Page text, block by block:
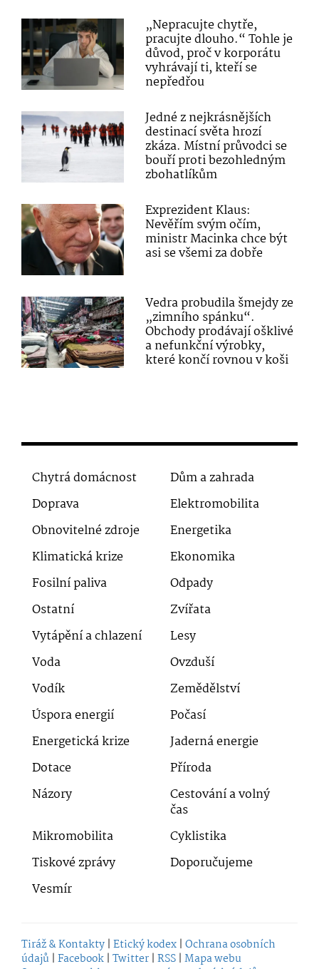
„Nepracujte chytře,
pracujte dlouho.“ Tohle je
důvod, proč v korporátu
vyhrávají ti, kteří se
nepředřou
Jedné z nejkrásnějších
destinací světa hrozí
zkáza. Místní průvodci se
bouří proti bezohledným
zbohatlíkům
Exprezident Klaus:
Nevěřím svým očím,
ministr Macinka chce být
asi se všemi za dobře
Vedra probudila šmejdy ze
„zimního spánku“.
Obchody prodávají ošklivé
a nefunkční výrobky,
které končí rovnou v koši
Chytrá domácnost
Dům a zahrada
Doprava
Elektromobilita
Obnovitelné zdroje
Energetika
Klimatická krize
Ekonomika
Fosilní paliva
Odpady
Ostatní
Zvířata
Vytápění a chlazení
Lesy
Voda
Ovzduší
Vodík
Zemědělství
Úspora energií
Počasí
Energetická krize
Jaderná energie
Dotace
Příroda
Názory
Cestování a volný
čas
Mikromobilita
Cyklistika
Tiskové zprávy
Doporučujeme
Vesmír
Tiráž & Kontakty | Etický kodex | Ochrana osobních
údajů | Facebook | Twitter | RSS | Mapa webu